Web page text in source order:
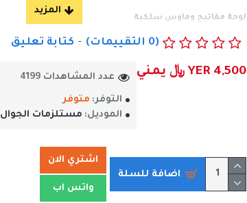
لوحة مفاتيح وماوس سلكية
الموديل: T6
النوع: لوحة مفاتيح USB.
الماوس ولوحة المفاتيح الملونة.
(0 التقييمات) - كتابة تعليق
YER 4,500 ﷼ يمني
التوفر: متوفر
الموديل: مستلزمات الجوال
عدد المشاهدات 4199
اضافة للسلة
اشتري الان
واتس اب